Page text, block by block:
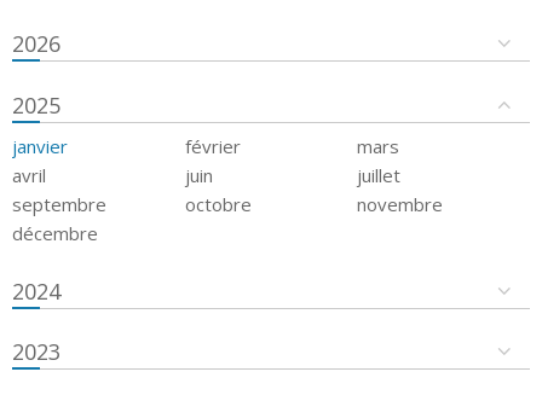
2026
2025
janvier février
mars
avril
juin
juillet
septembre
octobre
novembre
décembre
2024
2023